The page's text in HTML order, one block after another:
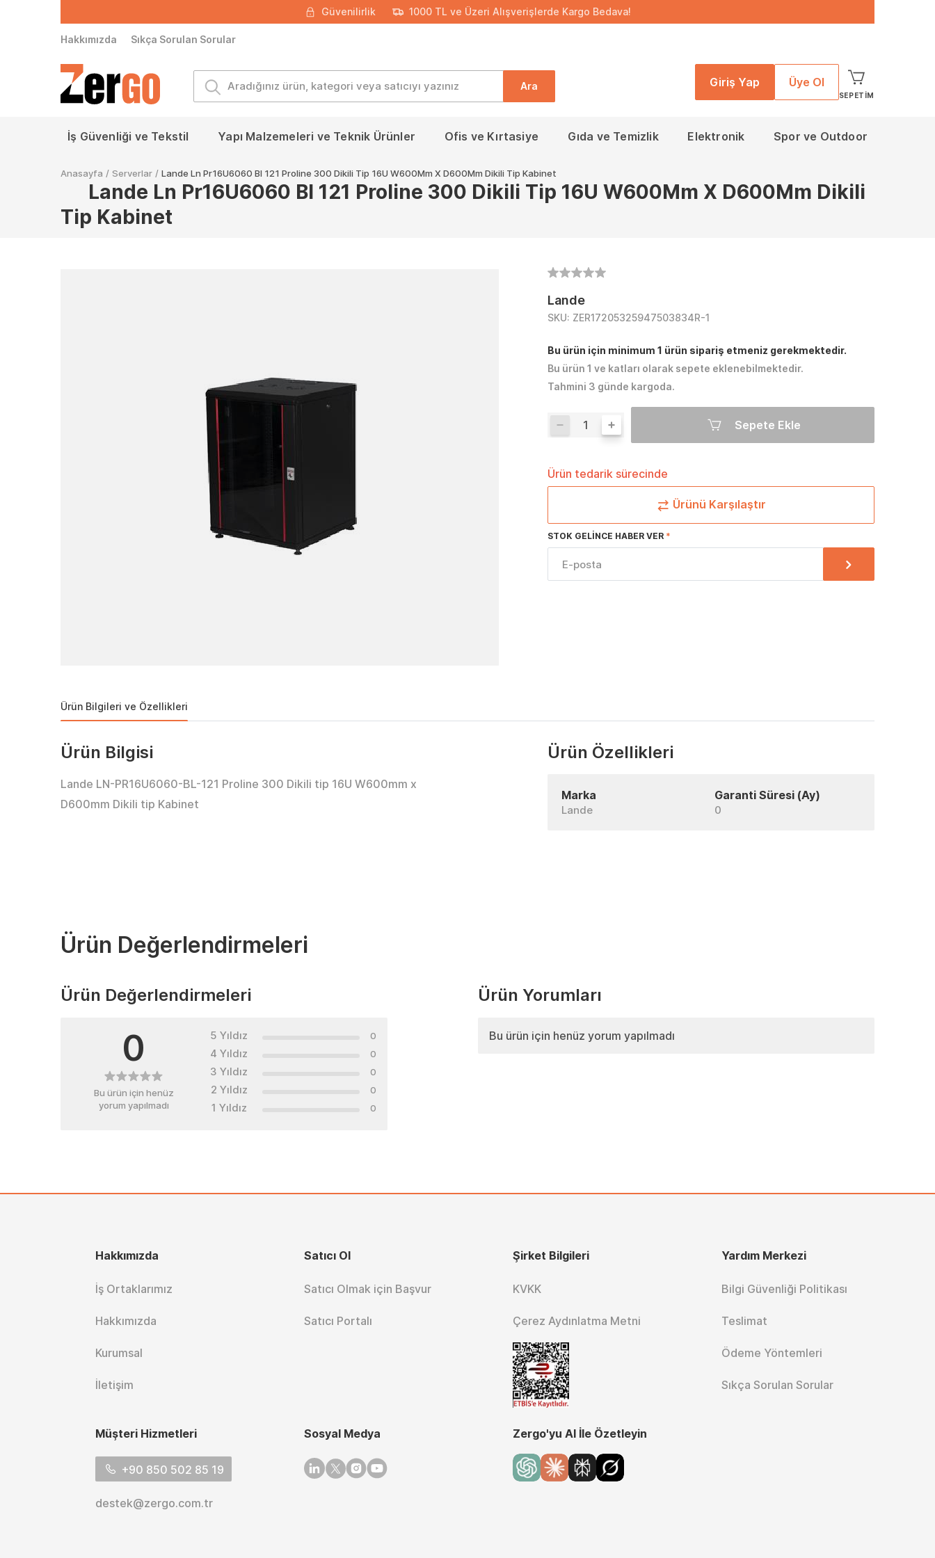
Güvenilirlik 1000 TL ve Üzeri Alışverişlerde Kargo Bedava!
Hakkımızda Sıkça Sorulan Sorular
Ara Giriş Yap Üye Ol
SEPETIM
İş Güvenliği ve Tekstil Yapı Malzemeleri ve Teknik Ürünler Ofis ve Kırtasiye Gıda ve Temizlik Elektronik Spor ve Outdoor
Anasayfa / Serverlar / Lande Ln Pr16U6060 Bl 121 Proline 300 Dikili Tip 16U W600Mm X D600Mm Dikili Tip Kabinet
Lande Ln Pr16U6060 Bl 121 Proline 300 Dikili Tip 16U W600Mm X D600Mm Dikili
Tip Kabinet
Lande
SKU: ZER17205325947503834R-1
Bu ürün için minimum 1 ürün sipariş etmeniz gerekmektedir.
Bu ürün 1 ve katları olarak sepete eklenebilmektedir.
Tahmini 3 günde kargoda.
Sepete Ekle
Ürün tedarik sürecinde
Ürünü Karşılaştır
STOK GELINCE HABER VER
Ürün Bilgileri ve Özellikleri
Ürün Bilgisi
Lande LN-PR16U6060-BL-121 Proline 300 Dikili tip 16U W600mm x
D600mm Dikili tip Kabinet
Ürün Özellikleri
Marka
Lande
Garanti Süresi (Ay)
0
Ürün Değerlendirmeleri
Ürün Değerlendirmeleri
0
Bu ürün için henüz
yorum yapılmadı
5 Yıldız 0
4 Yıldız 0
3 Yıldız 0
2 Yıldız 0
1 Yıldız 0
Ürün Yorumları
Bu ürün için henüz yorum yapılmadı
Hakkımızda
İş Ortaklarımız
Hakkımızda
Kurumsal
İletişim
Satıcı Ol
Satıcı Olmak için Başvur
Satıcı Portalı
Şirket Bilgileri
KVKK
Çerez Aydınlatma Metni
Yardım Merkezi
Bilgi Güvenliği Politikası
Teslimat
Ödeme Yöntemleri
Sıkça Sorulan Sorular
Müşteri Hizmetleri
+90 850 502 85 19
destek@zergo.com.tr
Sosyal Medya
Linkedin
TwitterInstagram
Youtube
Zergo'yu AI İle Özetleyin